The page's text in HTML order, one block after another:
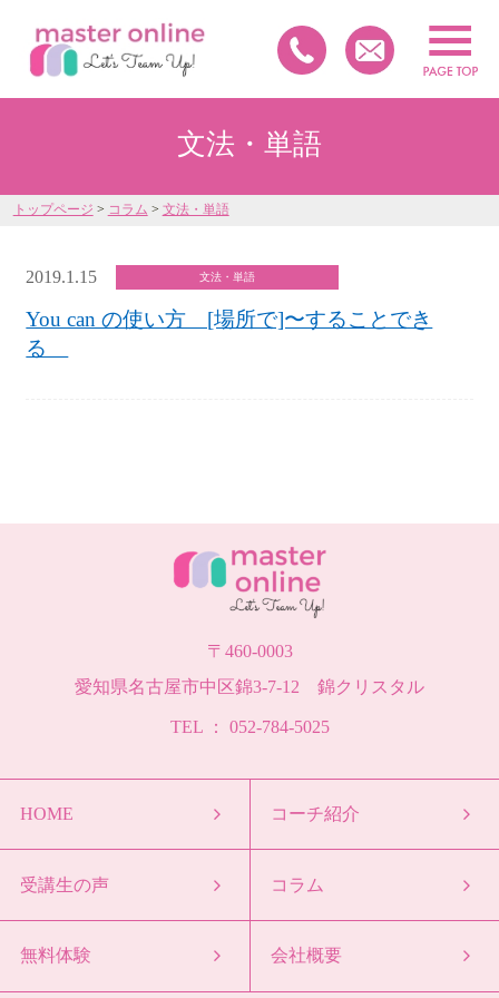
文法・単語
トップページ > コラム > 文法・単語
2019.1.15 文法・単語
You can の使い方 [場所で]〜することでき
る
〒460-0003
愛知県名古屋市中区錦3-7-12 錦クリスタル
TEL ： 052-784-5025
HOME コーチ紹介
受講生の声 コラム
無料体験 会社概要